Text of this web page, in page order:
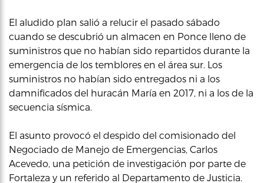
El aludido plan salió a relucir el pasado sábado
cuando se descubrió un almacen en Ponce lleno de
suministros que no habían sido repartidos durante la
emergencia de los temblores en el área sur. Los
suministros no habían sido entregados ni a los
damnificados del huracán María en 2017, ni a los de la
secuencia sísmica.
El asunto provocó el despido del comisionado del
Negociado de Manejo de Emergencias, Carlos
Acevedo, una petición de investigación por parte de
Fortaleza y un referido al Departamento de Justicia.